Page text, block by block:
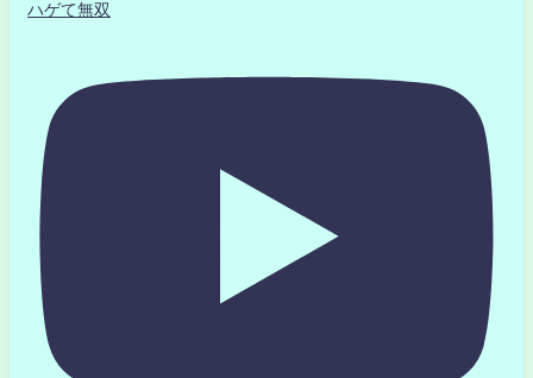
ハゲて無双